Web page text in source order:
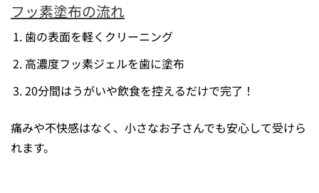
フッ素塗布の流れ
歯の表面を軽くクリーニング
高濃度フッ素ジェルを歯に塗布
20分間はうがいや飲食を控えるだけで完了！
痛みや不快感はなく、小さなお子さんでも安心して受けら
れます。